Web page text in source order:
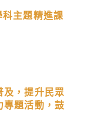
主題精進課
及，提升民眾
專題活動，鼓